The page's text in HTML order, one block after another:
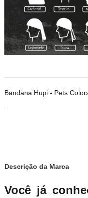
Bandana Hupi - Pets
Descrição da Marca
Você já